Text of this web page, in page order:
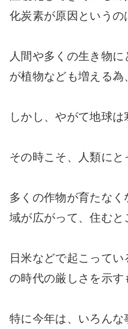
化炭素が原因というの
人間や多くの生き物
が植物なども増える
しかし、やがて地球
その時こそ、人類に
多くの作物が育たな
域が広がって、住む
日米などで起こって
の時代の厳しさを示す
特に今年は、いろんな